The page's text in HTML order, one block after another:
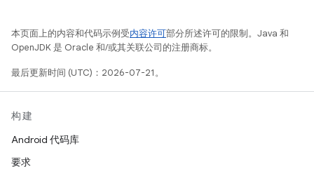
本页面上的内容和代码示例受内容许可部分所述许可的限制。Java 和
OpenJDK 是 Oracle 和/或其关联公司的注册商标。
最后更新时间 (UTC)：2026-07-21。
构建
Android 代码库
要求